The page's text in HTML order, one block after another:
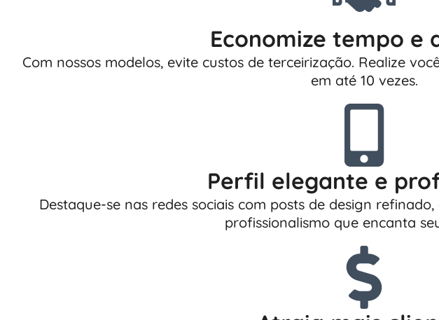
Economize tempo e
Com nossos modelos, evite custos de terceirização. Realize
em até 10 vezes.
Perfil elegante e
Destaque-se nas redes sociais com posts de design
profissionalismo que encanta